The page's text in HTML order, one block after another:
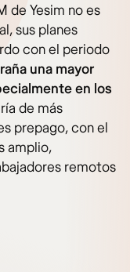
de Yesim no es
sus planes
con el periodo
una mayor
en los
de más
prepago, con el
amplio,
remotos